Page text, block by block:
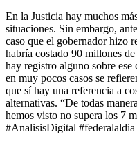
En la Justicia hay muchos
situaciones. Sin embargo,
caso que el gobernador hizo
habría costado 90 millones
hay registro alguno sobre
en muy pocos casos se
que sí hay una referencia a
alternativas. “De todas
hemos visto no supera los 7
#AnalisisDigital